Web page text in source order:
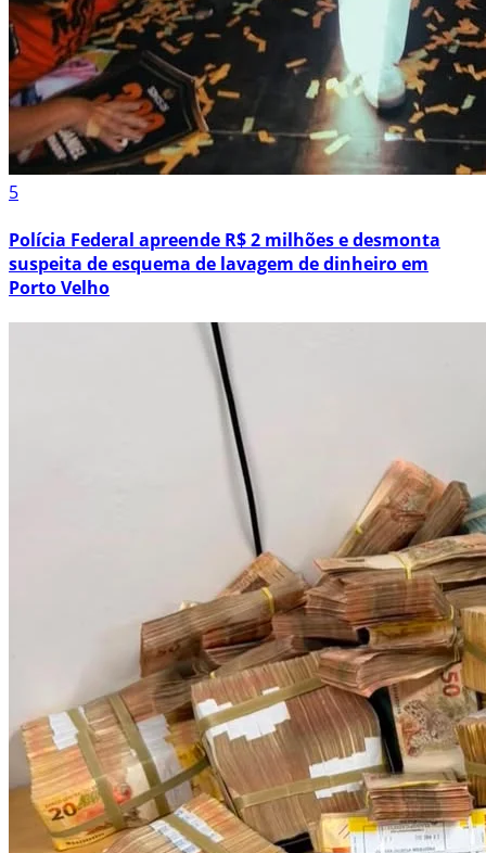
5
Polícia Federal apreende R$ 2 milhões e desmonta
suspeita de esquema de lavagem de dinheiro em
Porto Velho